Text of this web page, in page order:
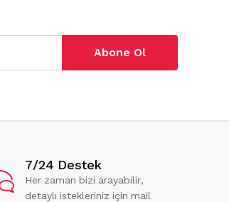
Abone Ol
7/24 Destek
Her zaman bizi arayabilir,
detaylı istekleriniz için mail